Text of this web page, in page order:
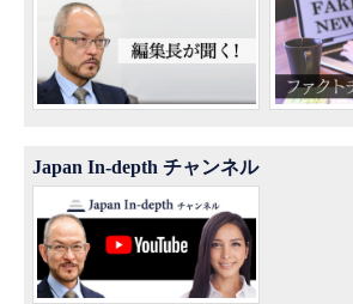
Japan In-depth チャンネル